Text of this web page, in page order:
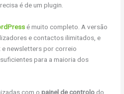
é de um plugin.
é muito completo. A versão
e contactos ilimitados, e
e newsletters por correio
para a maioria dos
com o painel de controlo do